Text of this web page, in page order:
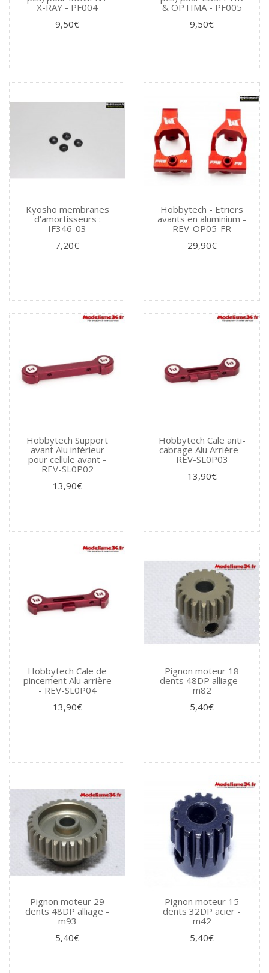
X-RAY - PF004
9,50€
& OPTIMA - PF005
9,50€
Kyosho membranes
d'amortisseurs :
IF346-03
7,20€
Hobbytech - Etriers
avants en aluminium -
REV-OP05-FR
29,90€
Hobbytech Support
avant Alu inférieur
pour cellule avant -
REV-SL0P02
13,90€
Hobbytech Cale anti-
cabrage Alu Arrière -
REV-SL0P03
13,90€
Hobbytech Cale de
pincement Alu arrière
- REV-SL0P04
13,90€
Pignon moteur 18
dents 48DP alliage -
m82
5,40€
Pignon moteur 29
dents 48DP alliage -
m93
5,40€
Pignon moteur 15
dents 32DP acier -
m42
5,40€